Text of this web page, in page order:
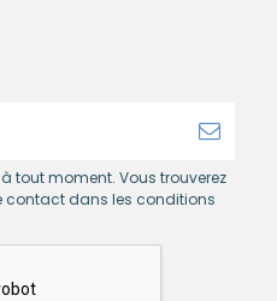
tout moment. Vous trouverez
contact dans les conditions